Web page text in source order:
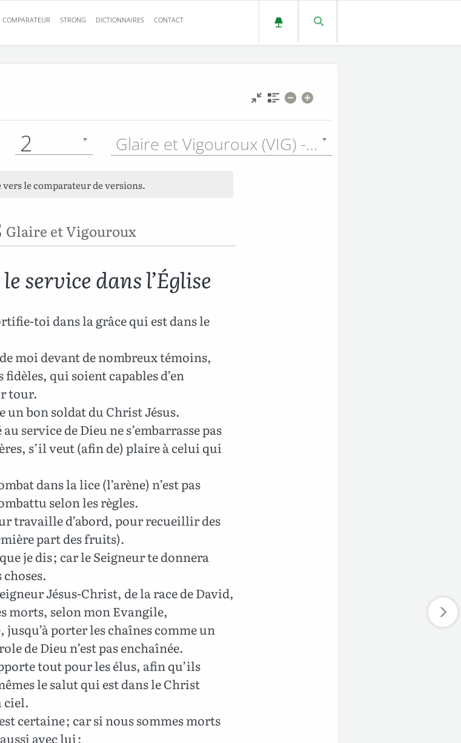
COMPARATEUR STRONG DICTIONNAIRES CONTACT
2 Glaire et Vigouroux (VIG) - 1902
le comparateur de versions.
Glaire et Vigouroux
service dans l’Église
toi dans la grâce qui est dans le
moi devant de nombreux témoins,
qui soient capables d’en
tour.
un bon soldat du Christ Jésus.
service de Dieu ne s’embarrasse pas
s’il veut (afin de) plaire à celui qui
dans la lice (l’arène) n’est pas
selon les règles.
travaille d’abord, pour recueillir des
part des fruits).
je dis ; car le Seigneur te donnera
Jésus-Christ, de la race de David,
morts, selon mon Evangile,
porter les chaînes comme un
de Dieu n’est pas enchaînée.
tout pour les élus, afin qu’ils
le salut qui est dans le Christ
ciel.
certaine ; car si nous sommes morts
avec lui ;